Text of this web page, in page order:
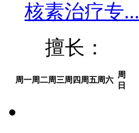
核素治疗专...
擅长：
周一周二周三周四 周五周六
周
日